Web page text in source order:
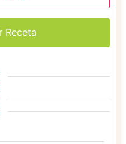
Receta